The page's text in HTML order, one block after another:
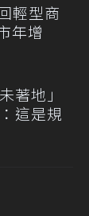
輕型商
年增
著地」
這是規